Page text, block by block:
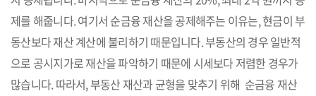
제를 해줍니다. 여기서 순금융 재산을 공제해주는 이유는, 현금이 부
동산보다 재산 계산에 불리하기 때문입니다. 부동산의 경우 일반적
으로 공시지가로 재산을 파악하기 때문에 시세보다 저렴한 경우가
많습니다. 따라서, 부동산 재산과 균형을 맞추기 위해 순금융 재산